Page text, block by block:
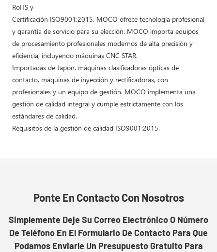
RoHS y
Certificación ISO9001:2015. MOCO ofrece tecnología profesional
y garantía de servicio para su elección. MOCO importa equipos
de procesamiento profesionales modernos de alta precisión y
eficiencia, incluyendo máquinas CNC STAR.
Importadas de Japón, máquinas clasificadoras ópticas de
contacto, máquinas de inyección y rectificadoras, con
profesionales y un equipo de gestión. MOCO implementa una
gestión de calidad integral y cumple estrictamente con los
estándares de calidad.
Requisitos de la gestión de calidad ISO9001:2015.
Ponte En Contacto Con Nosotros
Simplemente Deje Su Correo Electrónico O Número
De Teléfono En El Formulario De Contacto Para Que
Podamos Enviarle Un Presupuesto Gratuito Para